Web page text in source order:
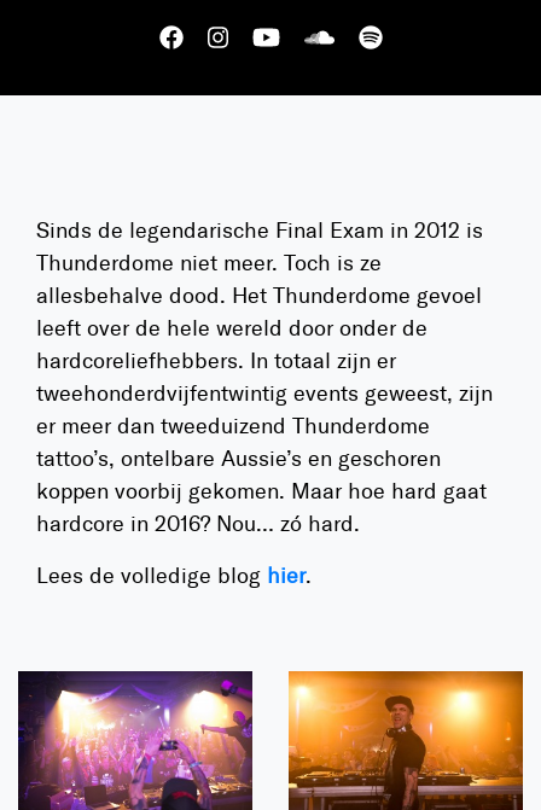
Sinds de legendarische Final Exam in 2012 is
Thunderdome niet meer. Toch is ze
allesbehalve dood. Het Thunderdome gevoel
leeft over de hele wereld door onder de
hardcoreliefhebbers. In totaal zijn er
tweehonderdvijfentwintig events geweest, zijn
er meer dan tweeduizend Thunderdome
tattoo’s, ontelbare Aussie’s en geschoren
koppen voorbij gekomen. Maar hoe hard gaat
hardcore in 2016? Nou… zó hard.
Lees de volledige blog hier.